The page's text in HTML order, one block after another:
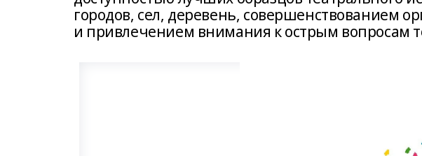
городов, сел, деревень, совершенствованием
и привлечением внимания к острым вопросам